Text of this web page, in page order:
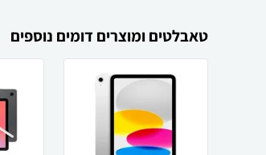
טאבלטים ומוצרים דומים נוספים